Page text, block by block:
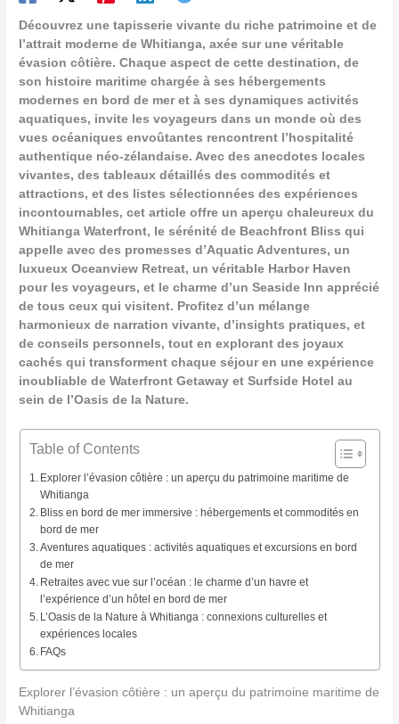
Découvrez une tapisserie vivante du riche patrimoine et de
l’attrait moderne de Whitianga, axée sur une véritable
évasion côtière. Chaque aspect de cette destination, de
son histoire maritime chargée à ses hébergements
modernes en bord de mer et à ses dynamiques activités
aquatiques, invite les voyageurs dans un monde où des
vues océaniques envoûtantes rencontrent l’hospitalité
authentique néo-zélandaise. Avec des anecdotes locales
vivantes, des tableaux détaillés des commodités et
attractions, et des listes sélectionnées des expériences
incontournables, cet article offre un aperçu chaleureux du
Whitianga Waterfront, le sérénité de Beachfront Bliss qui
appelle avec des promesses d’Aquatic Adventures, un
luxueux Oceanview Retreat, un véritable Harbor Haven
pour les voyageurs, et le charme d’un Seaside Inn apprécié
de tous ceux qui visitent. Profitez d’un mélange
harmonieux de narration vivante, d’insights pratiques, et
de conseils personnels, tout en explorant des joyaux
cachés qui transforment chaque séjour en une expérience
inoubliable de Waterfront Getaway et Surfside Hotel au
sein de l’Oasis de la Nature.
Table of Contents
Explorer l’évasion côtière : un aperçu du patrimoine maritime de
Whitianga
Bliss en bord de mer immersive : hébergements et commodités en
bord de mer
Aventures aquatiques : activités aquatiques et excursions en bord
de mer
Retraites avec vue sur l’océan : le charme d’un havre et
l’expérience d’un hôtel en bord de mer
L’Oasis de la Nature à Whitianga : connexions culturelles et
expériences locales
FAQs
Explorer l’évasion côtière : un aperçu du patrimoine maritime de
Whitianga